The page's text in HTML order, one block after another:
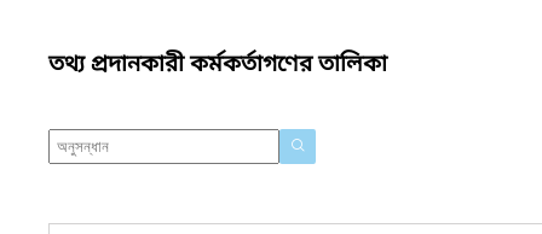
তথ্য প্রদানকারী কর্মকর্তাগণের তালিকা